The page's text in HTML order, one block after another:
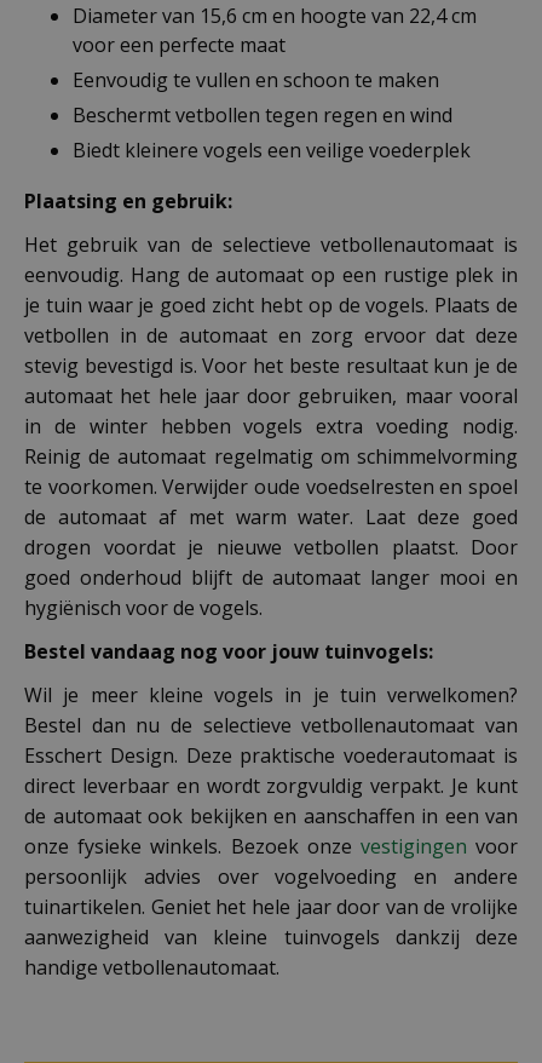
Diameter van 15,6 cm en hoogte van 22,4 cm
voor een perfecte maat
Eenvoudig te vullen en schoon te maken
Beschermt vetbollen tegen regen en wind
Biedt kleinere vogels een veilige voederplek
Plaatsing en gebruik:
Het gebruik van de selectieve vetbollenautomaat is
eenvoudig. Hang de automaat op een rustige plek in
je tuin waar je goed zicht hebt op de vogels. Plaats de
vetbollen in de automaat en zorg ervoor dat deze
stevig bevestigd is. Voor het beste resultaat kun je de
automaat het hele jaar door gebruiken, maar vooral
in de winter hebben vogels extra voeding nodig.
Reinig de automaat regelmatig om schimmelvorming
te voorkomen. Verwijder oude voedselresten en spoel
de automaat af met warm water. Laat deze goed
drogen voordat je nieuwe vetbollen plaatst. Door
goed onderhoud blijft de automaat langer mooi en
hygiënisch voor de vogels.
Bestel vandaag nog voor jouw tuinvogels:
Wil je meer kleine vogels in je tuin verwelkomen?
Bestel dan nu de selectieve vetbollenautomaat van
Esschert Design. Deze praktische voederautomaat is
direct leverbaar en wordt zorgvuldig verpakt. Je kunt
de automaat ook bekijken en aanschaffen in een van
onze fysieke winkels. Bezoek onze vestigingen voor
persoonlijk advies over vogelvoeding en andere
tuinartikelen. Geniet het hele jaar door van de vrolijke
aanwezigheid van kleine tuinvogels dankzij deze
handige vetbollenautomaat.